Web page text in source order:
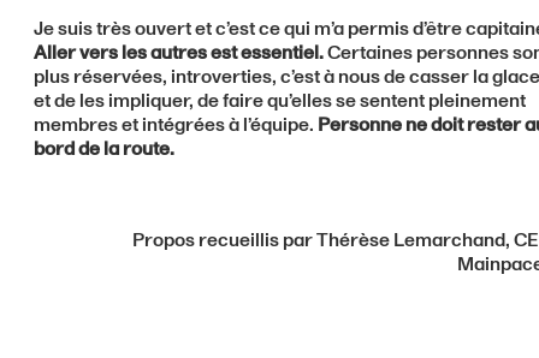
Je suis très ouvert et c’est ce qui m’a permis d’être
Aller vers les autres est essentiel.Certaines personnes
plus réservées, introverties, c’est à nous de casser la glace
et de les impliquer, de faire qu’elles se sentent pleinement
membres et intégrées à l’équipe. Personne ne doit rester
bord de la route.
Propos recueillis par Thérèse Lemarchand,